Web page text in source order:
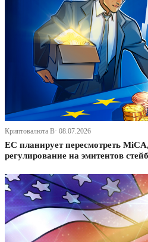
Криптовалюта В· 08.07.2026
ЕС планирует пересмотреть
регулирование на эмитентов